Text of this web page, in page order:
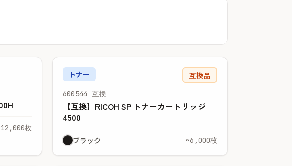
枚
トナー 互換品
600544 互換
【互換】RICOH SP トナーカートリッジ
4500
ブラック ~6,000枚